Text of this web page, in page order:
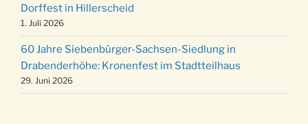
24.12.
Christmette mit der ev. Jugend in der Kirche
um 23:00 Uhr
31.12.
Gottesdienst zu Silvester in der Kirche um
18:00 Uhr
Dorffest in Hillerscheid
1. Juli 2026
60 Jahre Siebenbürger-Sachsen-Siedlung in
Drabenderhöhe: Kronenfest im Stadtteilhaus
29. Juni 2026